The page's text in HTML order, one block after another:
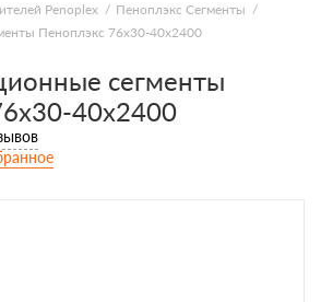
Penoplex
Пеноплэкс Сегменты
Пеноплэкс 76x30-40х2400
сегменты
40х2400